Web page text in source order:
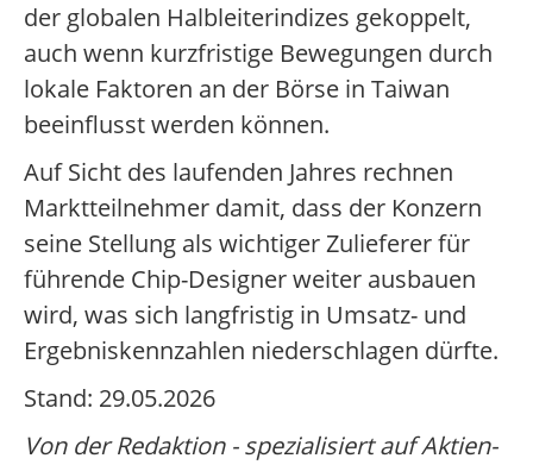
der globalen Halbleiterindizes gekoppelt,
auch wenn kurzfristige Bewegungen durch
lokale Faktoren an der Börse in Taiwan
beeinflusst werden können.
Auf Sicht des laufenden Jahres rechnen
Marktteilnehmer damit, dass der Konzern
seine Stellung als wichtiger Zulieferer für
führende Chip-Designer weiter ausbauen
wird, was sich langfristig in Umsatz- und
Ergebniskennzahlen niederschlagen dürfte.
Stand: 29.05.2026
Von der Redaktion - spezialisiert auf Aktien-